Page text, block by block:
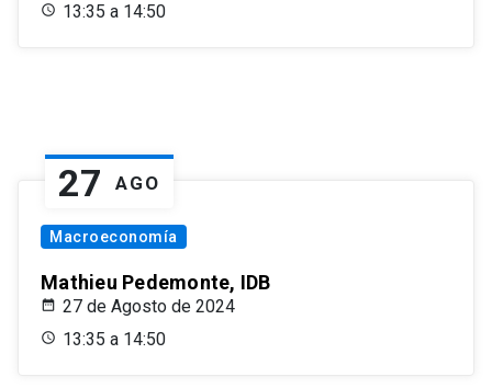
13:35 a 14:50
27 AGO
Macroeconomía
Mathieu Pedemonte, IDB
27 de Agosto de 2024
13:35 a 14:50